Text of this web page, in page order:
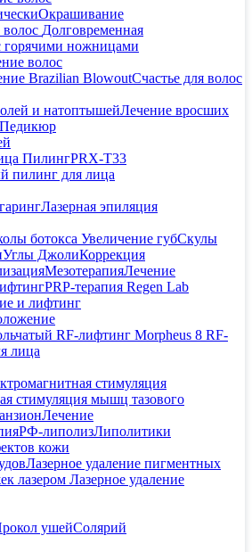
Окрашивание
Долговременная
горячими ножницами
волос
Brazilian BlowoutСчастье для волос
и натоптышейЛечение вросших
Педикюр
ПилингPRX-T33
пилинг для лица
Лазерная эпиляция
ботокса Увеличение губСкулы
Углы ДжолиКоррекция
МезотерапияЛечение
PRP-терапия Regen Lab
и лифтинг
RF-лифтинг Morpheus 8 RF-
лица
стимуляция
стимуляция мышц тазового
Лечение
РФ-липолизЛиполитики
кожи
Лазерное удаление пигментных
лазером Лазерное удаление
ушейСолярий